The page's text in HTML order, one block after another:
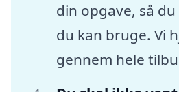
din opgave, så
du kan bruge. Vi
gennem hele